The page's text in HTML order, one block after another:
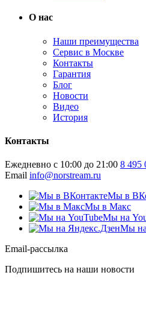
О нас
Наши преимущества
Сервис в Москве
Контакты
Гарантия
Блог
Новости
Видео
История
Контакты
Ежедневно с 10:00 до 21:00 8 495
Email info@norstream.ru
Мы в
Мы в Макс
Мы на
Мы на
Email-рассылка
Подпишитесь на наши новости